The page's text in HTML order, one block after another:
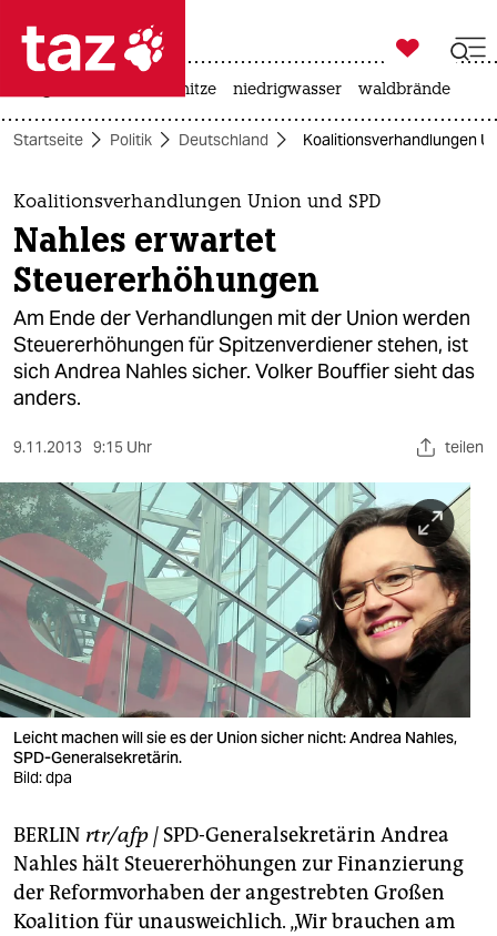
 taz zahl ich
taz zahl ich
themen
politik
öko
gesellschaft
kultur
sport
berlin
nord
wahrheit
verlag
verlag
veranstaltungen
shop
fragen & hilfe
unterstützen
abo

taz zahl ich
hitze niedrigwasser waldbrände
Startseite Politik Deutschland Koalitionsverhandlungen
Koalitionsverhandlungen Union und SPD
Nahles erwartet
Steuererhöhungen
Am Ende der Verhandlungen mit der Union werden
Steuererhöhungen für Spitzenverdiener stehen, ist
sich Andrea Nahles sicher. Volker Bouffier sieht das
anders.
9.11.2013 9:15 Uhr teilen
Leicht machen will sie es der Union sicher nicht: Andrea Nahles,
SPD-Generalsekretärin.
Bild: dpa
BERLIN rtr/afp | SPD-Generalsekretärin Andrea
Nahles hält Steuererhöhungen zur Finanzierung
der Reformvorhaben der angestrebten Großen
Koalition für unausweichlich. „Wir brauchen am